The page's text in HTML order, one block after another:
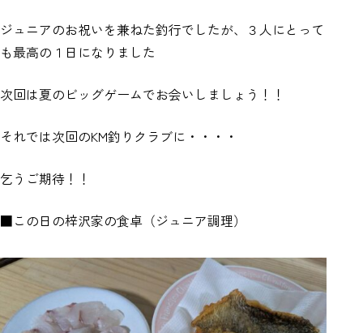
ジュニアのお祝いを兼ねた釣行でしたが、３人にとって
も最高の１日になりました
次回は夏のビッグゲームでお会いしましょう！！
それでは次回のKM釣りクラブに・・・・
乞うご期待！！
■この日の梓沢家の食卓（ジュニア調理）